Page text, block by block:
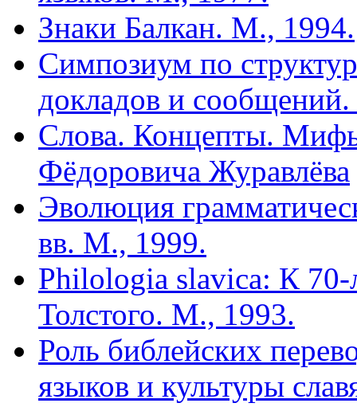
Знаки Балкан. М., 1994.
Симпозиум по
докладов и
Слова. Концепты.
Фёдоровича Журавлёва
Эволюция
вв. М., 1999.
Philologia slavica: К
Толстого. М., 1993.
Роль библейских
языков и культуры